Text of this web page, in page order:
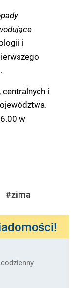
i
centralnych i
w
#zima